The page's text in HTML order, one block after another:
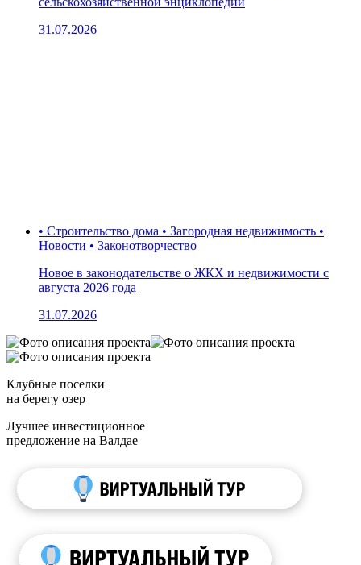
31.07.2026
• Строительство дома • Загородная недвижимость •
Новости • Законотворчество
Новое в законодательстве о ЖКХ и недвижимости с
августа 2026 года
31.07.2026
Клубные поселки
на берегу озер
Лучшее инвестиционное
предложение на Валдае